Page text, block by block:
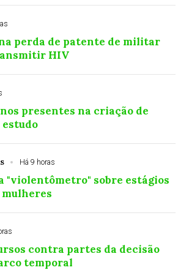
perda de patente de militar
HIV
presentes na criação de
Há 9 horas
"violentômetro" sobre estágios
mulheres
contra partes da decisão
temporal